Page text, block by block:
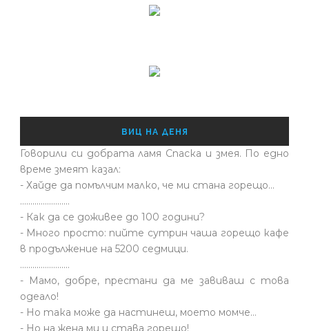
ВИЦ НА ДЕНЯ
Говорили си добрата ламя Спаска и змея. По едно
време змеят казал:
- Хайде да помълчим малко, че ми стана горещо...
........................
- Как да се доживее до 100 години?
- Много просто: пийте сутрин чаша горещо кафе
в продължение на 5200 седмици.
........................
- Мамо, добре, престани да ме завиваш с това
одеало!
- Но така може да настинеш, моето момче…
- Но на жена ми и става горещо!